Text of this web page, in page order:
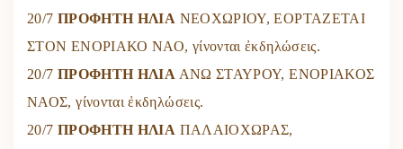
20/7 ΠΡΟΦΗΤΗ ΗΛΙΑ ΝΕΟΧΩΡΙΟΥ, ΕΟΡΤΑΖΕΤΑΙ
ΣΤΟΝ ΕΝΟΡΙΑΚΟ ΝΑΟ, γίνονται ἐκδηλώσεις.
20/7 ΠΡΟΦΗΤΗ ΗΛΙΑ ΑΝΩ ΣΤΑΥΡΟΥ, ΕΝΟΡΙΑΚΟΣ
ΝΑΟΣ, γίνονται ἐκδηλώσεις.
20/7 ΠΡΟΦΗΤΗ ΗΛΙΑ ΠΑΛΑΙΟΧΩΡΑΣ,